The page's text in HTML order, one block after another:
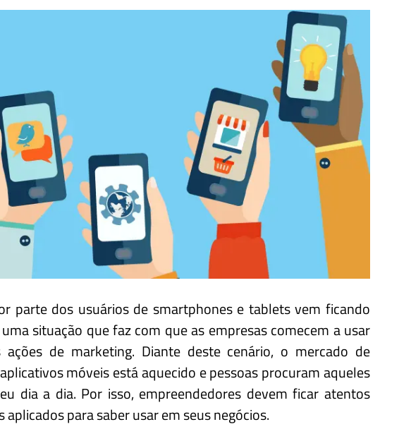
parte dos usuários de smartphones e tablets vem ficando
situação que faz com que as empresas comecem a usar
de marketing. Diante deste cenário, o mercado de
móveis está aquecido e pessoas procuram aqueles
dia a dia. Por isso, empreendedores devem ficar atentos
para saber usar em seus negócios.